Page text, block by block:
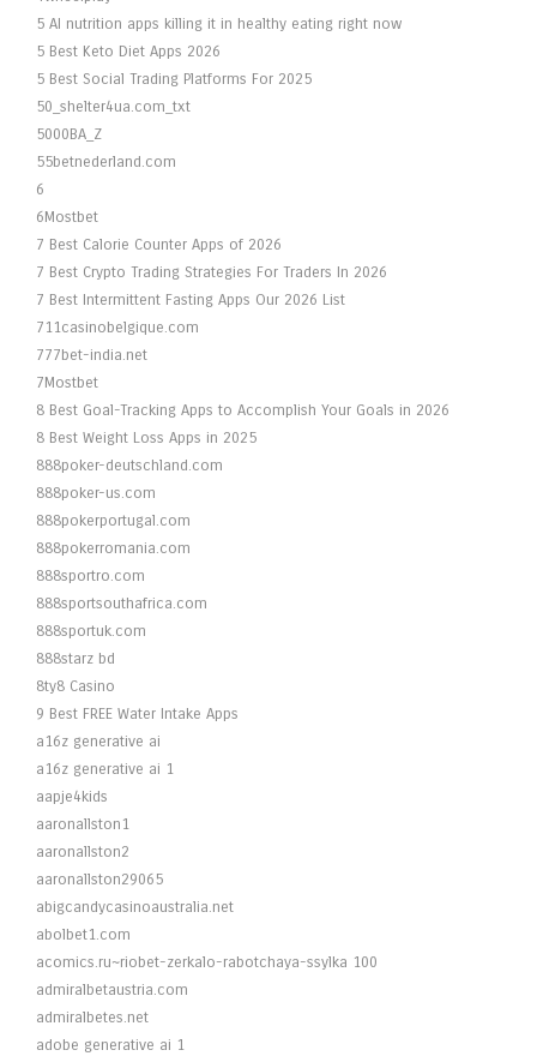
5 AI nutrition apps killing it in healthy eating right now
5 Best Keto Diet Apps 2026
5 Best Social Trading Platforms For 2025
50_shelter4ua.com_txt
5000BA_Z
55betnederland.com
6
6Mostbet
7 Best Calorie Counter Apps of 2026
7 Best Crypto Trading Strategies For Traders In 2026
7 Best Intermittent Fasting Apps Our 2026 List
711casinobelgique.com
777bet-india.net
7Mostbet
8 Best Goal-Tracking Apps to Accomplish Your Goals in 2026
8 Best Weight Loss Apps in 2025
888poker-deutschland.com
888poker-us.com
888pokerportugal.com
888pokerromania.com
888sportro.com
888sportsouthafrica.com
888sportuk.com
888starz bd
8ty8 Casino
9 Best FREE Water Intake Apps
a16z generative ai
a16z generative ai 1
aapje4kids
aaronallston1
aaronallston2
aaronallston29065
abigcandycasinoaustralia.net
abolbet1.com
acomics.ru~riobet-zerkalo-rabotchaya-ssylka 100
admiralbetaustria.com
admiralbetes.net
adobe generative ai 1